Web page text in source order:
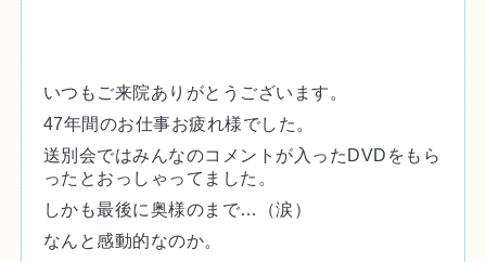
いつもご来院ありがとうございます。
47年間のお仕事お疲れ様でした。
送別会ではみんなのコメントが入ったDVDをもら
ったとおっしゃってました。
しかも最後に奥様のまで…（涙）
なんと感動的なのか。